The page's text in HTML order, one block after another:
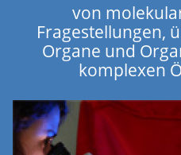
von
Fragestellungen,
Organe und
komplexen